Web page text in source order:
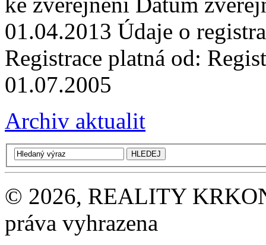
01.04.2013 Údaje o
Registrace platná od:
01.07.2005
Archiv aktualit
© 2026, REALITY
práva vyhrazena